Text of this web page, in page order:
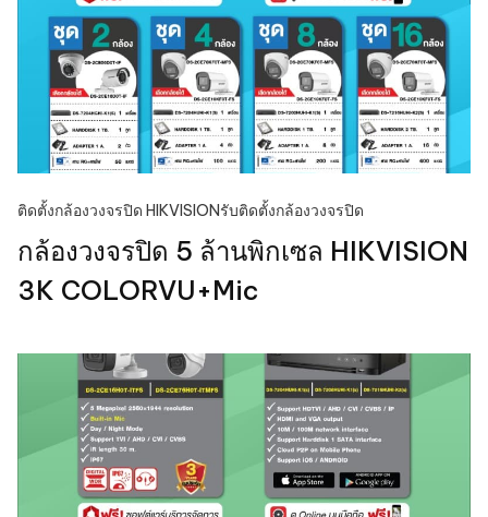
ติดตั้งกล้องวงจรปิด HIKVISIONรับติดตั้งกล้องวงจรปิด
กล้องวงจรปิด 5 ล้านพิกเซล HIKVISION
3K COLORVU+Mic